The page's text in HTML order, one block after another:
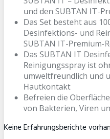
und den SUBTAN IT-
Das Set besteht aus
Desinfektions- und
SUBTAN IT-Premium-
Das SUBTAN IT
Reinigungsspray ist
umweltfreundlich und
Hautkontakt
Befreien die
von Bakterien, Viren
Keine Erfahrungsberichte